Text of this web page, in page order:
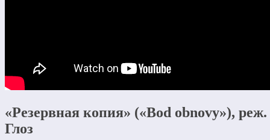
«Резервная копия» («Bod obnovy»), реж.
Глоз